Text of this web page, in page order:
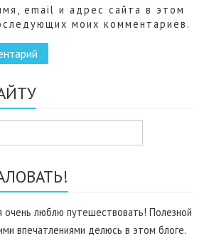
email и адрес сайта в этом
моих комментариев.
очень люблю путешествовать! Полезной
впечатлениями делюсь в этом блоге.